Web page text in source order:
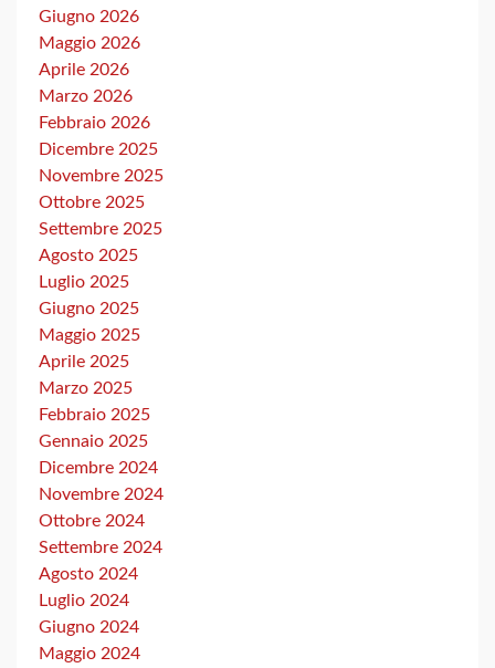
Giugno 2026
Maggio 2026
Aprile 2026
Marzo 2026
Febbraio 2026
Dicembre 2025
Novembre 2025
Ottobre 2025
Settembre 2025
Agosto 2025
Luglio 2025
Giugno 2025
Maggio 2025
Aprile 2025
Marzo 2025
Febbraio 2025
Gennaio 2025
Dicembre 2024
Novembre 2024
Ottobre 2024
Settembre 2024
Agosto 2024
Luglio 2024
Giugno 2024
Maggio 2024